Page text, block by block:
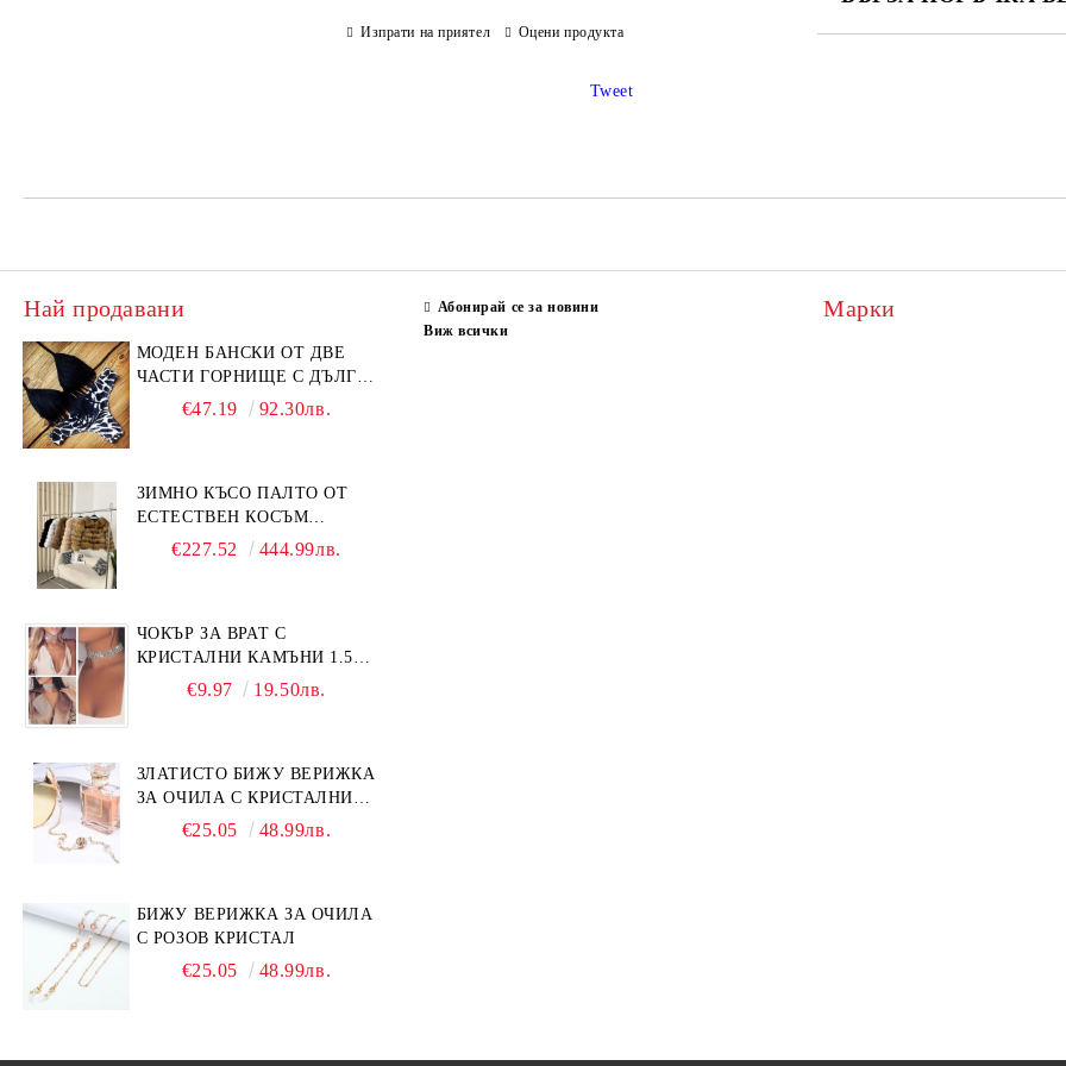
Изпрати на приятел Оцени продукта
Tweet
Най продавани
МОДЕН БАНСКИ ОТ ДВЕ
ЧАСТИ ГОРНИЩЕ С ДЪЛГИ
РЕСНИ€47.19 92.30лв.
ЗИМНО КЪСО ПАЛТО ОТ
ЕСТЕСТВЕН КОСЪМ
ЛИСИЦА
€227.52 444.99лв.
ЧОКЪР ЗА ВРАТ С
КРИСТАЛНИ КАМЪНИ 1.5
€9.97 19.50лв.
ЗЛАТИСТО БИЖУ ВЕРИЖКА
ЗА ОЧИЛА С КРИСТАЛНИ
КАМЪНИ И ПЕРЛИ
€25.05 48.99лв.
БИЖУ ВЕРИЖКА ЗА ОЧИЛА
С РОЗОВ КРИСТАЛ
€25.05 48.99лв.
Абонирай се за новини
Виж всички
Марки